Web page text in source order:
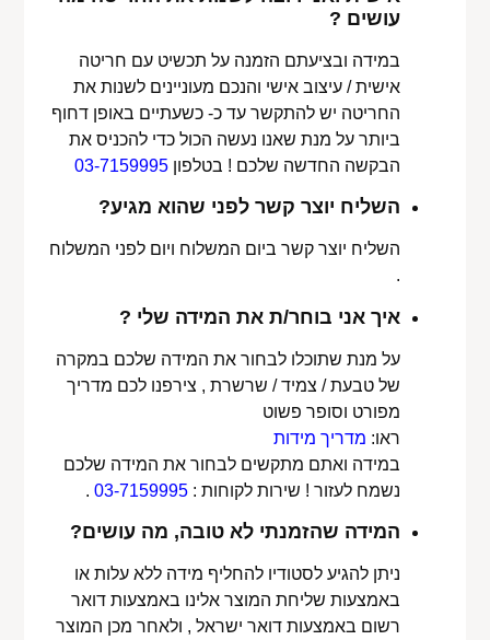
עושים ?
במידה ובציעתם הזמנה על תכשיט עם חריטה
אישית / עיצוב אישי והנכם מעוניינים לשנות את
החריטה יש להתקשר עד כ- כשעתיים באופן דחוף
ביותר על מנת שאנו נעשה הכול כדי להכניס את
הבקשה החדשה שלכם ! בטלפון03-7159995
השליח יוצר קשר לפני שהוא מגיע?
השליח יוצר קשר ביום המשלוח ויום לפני המשלוח
.
איך אני בוחר/ת את המידה שלי ?
על מנת שתוכלו לבחור את המידה שלכם במקרה
של טבעת / צמיד / שרשרת , צירפנו לכם מדריך
מפורט וסופר פשוט
ראו: מדריך מידות
במידה ואתם מתקשים לבחור את המידה שלכם
נשמח לעזור ! שירות לקוחות :03-7159995
.
המידה שהזמנתי לא טובה, מה עושים?
ניתן להגיע לסטודיו להחליף מידה ללא עלות או
באמצעות שליחת המוצר אלינו באמצעות דואר
רשום באמצעות דואר ישראל , ולאחר מכן המוצר